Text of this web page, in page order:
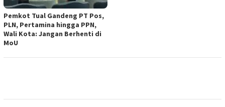
Pemkot Tual Gandeng PT Pos,
PLN, Pertamina hingga PPN,
Wali Kota: Jangan Berhenti di
MoU